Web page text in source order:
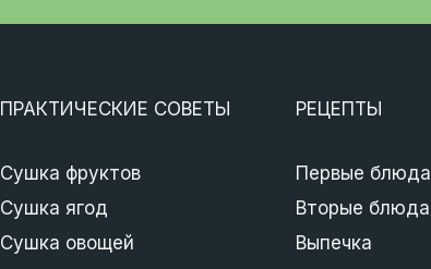
ПРАКТИЧЕСКИЕ СОВЕТЫ
Сушка фруктов
Сушка ягод
Сушка овощей
РЕЦЕПТЫ
Первые блюда
Вторые блюда
Выпечка